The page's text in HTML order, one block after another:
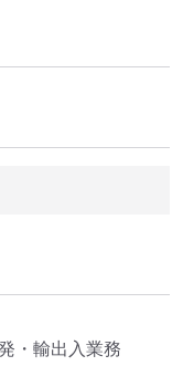
・輸出入業務